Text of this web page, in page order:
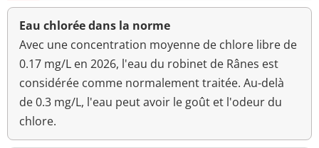
Eau chlorée dans la norme
Avec une concentration moyenne de chlore libre de
0.17 mg/L en 2026, l'eau du robinet de Rânes est
considérée comme normalement traitée. Au-delà
de 0.3 mg/L, l'eau peut avoir le goût et l'odeur du
chlore.